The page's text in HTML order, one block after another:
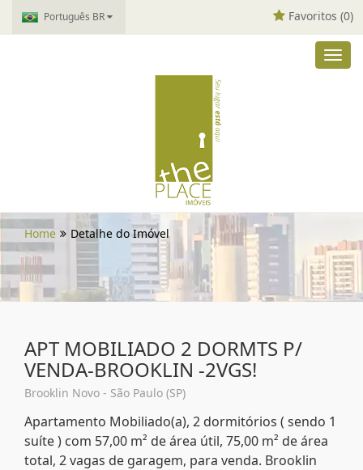
Português BR Favoritos (0)
Home Detalhe do Imóvel
APT MOBILIADO 2 DORMTS P/
VENDA-BROOKLIN -2VGS!
Brooklin Novo - São Paulo (SP)
Apartamento Mobiliado(a), 2 dormitórios ( sendo 1
suíte ) com 57,00 m² de área útil, 75,00 m² de área
total, 2 vagas de garagem, para venda. Brooklin